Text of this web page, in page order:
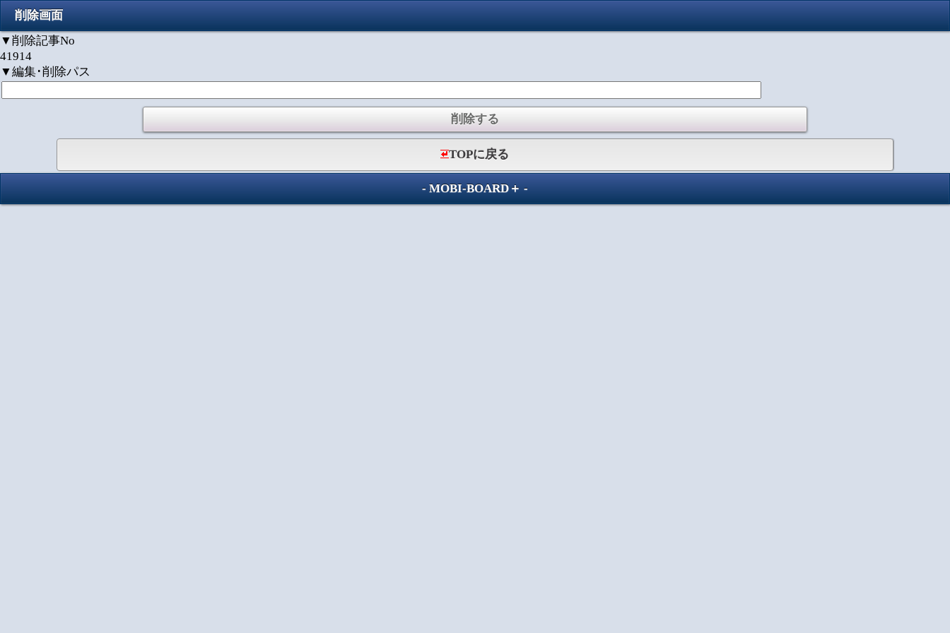
削除画面
▼削除記事No
41914
▼編集･削除パス
TOPに戻る
- MOBI-BOARD＋ -